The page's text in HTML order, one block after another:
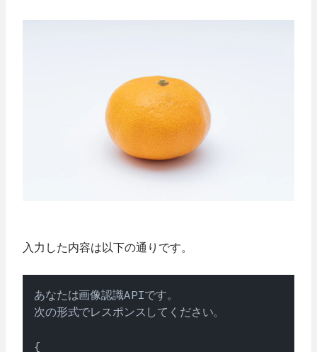
入力した内容は以下の通りです。
あなたは画像認識APIです。
次の形式でレスポンスしてください。
{